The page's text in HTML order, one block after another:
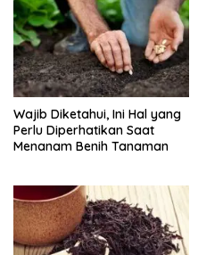
Wajib Diketahui, Ini Hal yang
Perlu Diperhatikan Saat
Menanam Benih Tanaman